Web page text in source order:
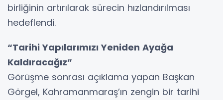
birliğinin artırılarak sürecin hızlandırılması
hedeflendi.
“Tarihi Yapılarımızı Yeniden Ayağa
Kaldıracağız”
Görüşme sonrası açıklama yapan Başkan
Görgel, Kahramanmaraş’ın zengin bir tarihi